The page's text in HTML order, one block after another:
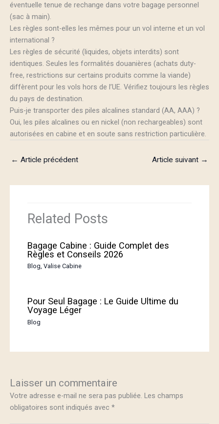
éventuelle tenue de rechange dans votre bagage personnel
(sac à main).
Les règles sont-elles les mêmes pour un vol interne et un vol
international ?
Les règles de sécurité (liquides, objets interdits) sont
identiques. Seules les formalités douanières (achats duty-
free, restrictions sur certains produits comme la viande)
diffèrent pour les vols hors de l’UE. Vérifiez toujours les règles
du pays de destination.
Puis-je transporter des piles alcalines standard (AA, AAA) ?
Oui, les piles alcalines ou en nickel (non rechargeables) sont
autorisées en cabine et en soute sans restriction particulière.
← Article précédent Article suivant →
Related Posts
Bagage Cabine : Guide Complet des
Règles et Conseils 2026
Blog,Valise Cabine
Pour Seul Bagage : Le Guide Ultime du
Voyage Léger
Blog
Laisser un commentaire
Votre adresse e-mail ne sera pas publiée. Les champs
obligatoires sont indiqués avec *